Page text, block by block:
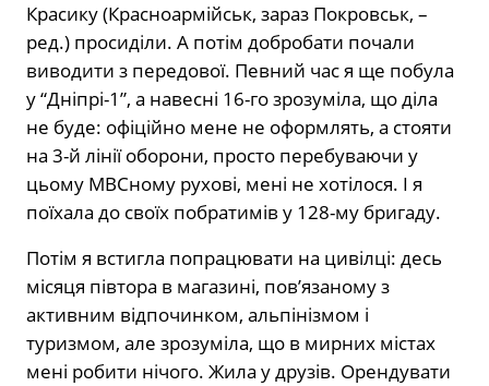
Красику (Красноармійськ, зараз Покровськ, –
ред.) просиділи. А потім добробати почали
виводити з передової. Певний час я ще побула
у “Дніпрі-1”, а навесні 16-го зрозуміла, що діла
не буде: офіційно мене не оформлять, а стояти
на 3-й лінії оборони, просто перебуваючи у
цьому МВСному рухові, мені не хотілося. І я
поїхала до своїх побратимів у 128-му бригаду.
Потім я встигла попрацювати на цивілці: десь
місяця півтора в магазині, пов’язаному з
активним відпочинком, альпінізмом і
туризмом, але зрозуміла, що в мирних містах
мені робити нічого. Жила у друзів. Орендувати